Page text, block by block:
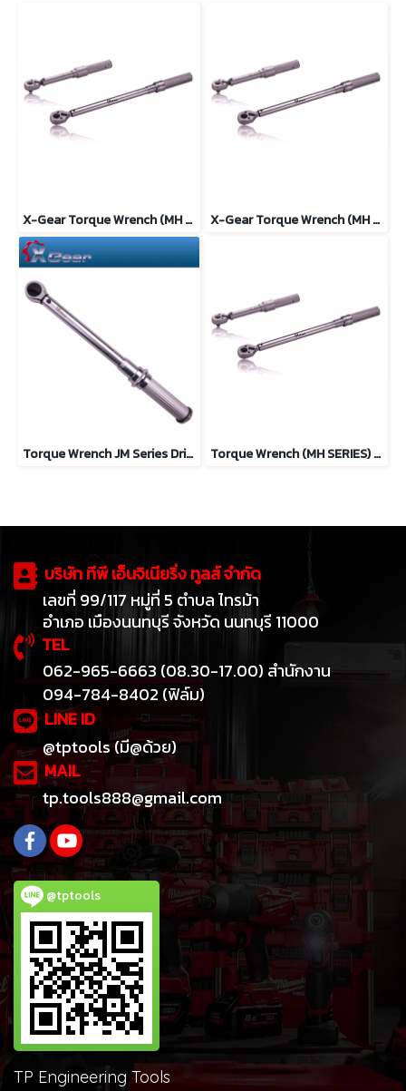
X-Gear Torque Wrench (MH SERIES) ประแจปอนด์ 3/4" X-Gear Torque Wrench (MH SERIES) ประแจปอนด์ 1/2"
Torque Wrench JM Series Drive 1" Torque Wrench (MH SERIES) Square Drive 3/8"
บริษัท ทีพี เอ็นจิเนียริ่ง ทูลส์ จำกัด
เลขที่ 99/117 หมู่ที่ 5 ตำบล ไทรม้า
อำเภอ เมืองนนทบุรี จังหวัด นนทบุรี 11000
TEL
062-965-6663 (08.30-17.00) สำนักงาน
094-784-8402 (ฟิล์ม)
LINE ID
@tptools (มี@ด้วย)
MAIL
tp.tools888@gmail.com
@tptools
TP Engineering Tools